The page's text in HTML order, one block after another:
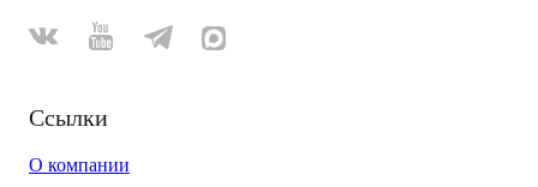
Ссылки
О компании